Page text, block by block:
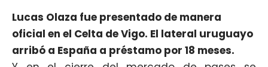
Lucas Olaza fue presentado de manera
oficial en el Celta de Vigo. El lateral uruguayo
arribó a España a préstamo por 18 meses.